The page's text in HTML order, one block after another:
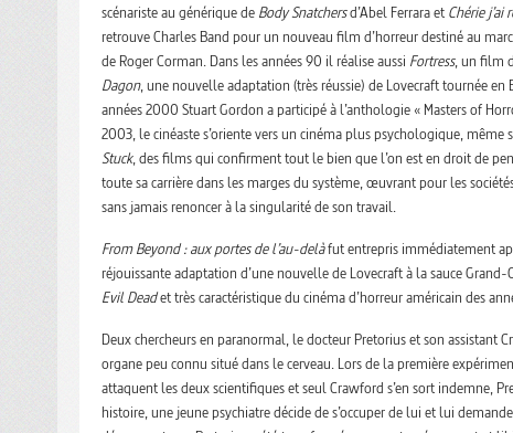
scénariste au générique de Body Snatchersd’Abel Ferrara et Chérie j’ai
retrouve Charles Band pour un nouveau film d’horreur destiné au
de Roger Corman. Dans les années 90 il réalise aussi Fortress, un film
Dagon, une nouvelle adaptation (très réussie) de Lovecraft tournée en
années 2000 Stuart Gordon a participé à l’anthologie « Masters of
2003, le cinéaste s’oriente vers un cinéma plus psychologique,
Stuck, des films qui confirment tout le bien que l’on est en droit de
toute sa carrière dans les marges du système, œuvrant pour les
sans jamais renoncer à la singularité de son travail.
From Beyond : aux portes de l’au-delàfut entrepris immédiatement
réjouissante adaptation d’une nouvelle de Lovecraft à la sauce
Evil Deadet très caractéristique du cinéma d’horreur américain des
Deux chercheurs en paranormal, le docteur Pretorius et son
organe peu connu situé dans le cerveau. Lors de la première
attaquent les deux scientifiques et seul Crawford s’en sort indemne,
histoire, une jeune psychiatre décide de s’occuper de lui et lui